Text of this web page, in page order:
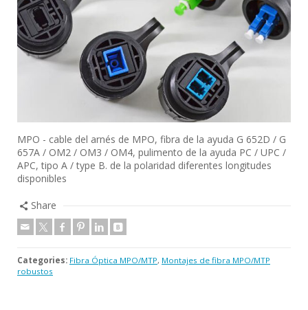
MPO - cable del arnés de MPO, fibra de la ayuda G 652D / G
657A / OM2 / OM3 / OM4, pulimento de la ayuda PC / UPC /
APC, tipo A / type B. de la polaridad diferentes longitudes
disponibles
Share
Categories: Fibra Óptica MPO/MTP, Montajes de fibra MPO/MTP
robustos